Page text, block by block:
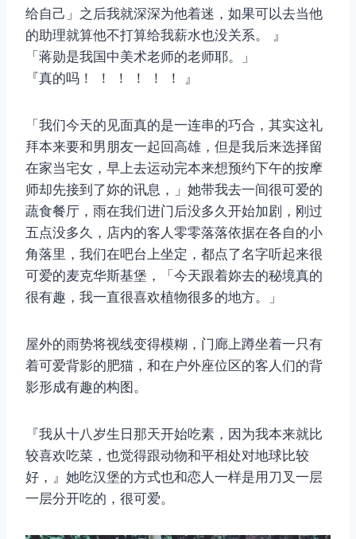
给自己」之后我就深深为他着迷，如果可以去当他
的助理就算他不打算给我薪水也没关系。 』
「蒋勋是我国中美术老师的老师耶。」
『真的吗！ ！ ！ ！ ！ ！ 』
「我们今天的见面真的是一连串的巧合，其实这礼
拜本来要和男朋友一起回高雄，但是我后来选择留
在家当宅女，早上去运动完本来想预约下午的按摩
师却先接到了妳的讯息，」她带我去一间很可爱的
蔬食餐厅，雨在我们进门后没多久开始加剧，刚过
五点没多久，店内的客人零零落落依据在各自的小
角落里，我们在吧台上坐定，都点了名字听起来很
可爱的麦克华斯基堡，「今天跟着妳去的秘境真的
很有趣，我一直很喜欢植物很多的地方。」
屋外的雨势将视线变得模糊，门廊上蹲坐着一只有
着可爱背影的肥猫，和在户外座位区的客人们的背
影形成有趣的构图。
『我从十八岁生日那天开始吃素，因为我本来就比
较喜欢吃菜，也觉得跟动物和平相处对地球比较
好，』她吃汉堡的方式也和恋人一样是用刀叉一层
一层分开吃的，很可爱。